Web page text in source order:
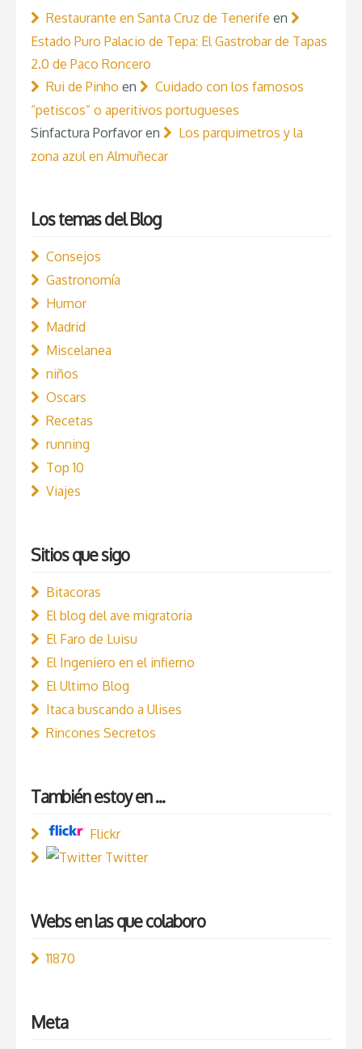
Restaurante en Santa Cruz de Tenerife en
Estado Puro Palacio de Tepa: El Gastrobar de Tapas
2.0 de Paco Roncero
Rui de Pinho en
Cuidado con los famosos
“petiscos” o aperitivos portugueses
Sinfactura Porfavoren
Los parquimetros y la
zona azul en Almuñecar
Los temas del Blog
Consejos
Gastronomía
Humor
Madrid
Miscelanea
niños
Oscars
Recetas
running
Top 10
Viajes
Sitios que sigo
Bitacoras
El blog del ave migratoria
El Faro de Luisu
El Ingeniero en el infierno
El Ultimo Blog
Itaca buscando a Ulises
Rincones Secretos
También estoy en ...
Flickr
Twitter
Webs en las que colaboro
11870
Meta